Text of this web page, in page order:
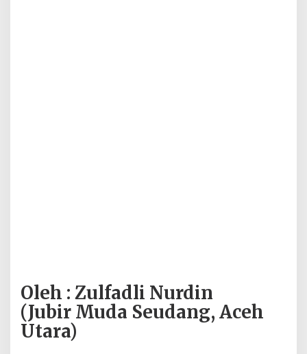
Oleh : Zulfadli Nurdin
(Jubir Muda Seudang, Aceh
Utara)